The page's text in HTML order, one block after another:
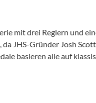
mit drei Reglern und
JHS-Gründer Josh
basieren alle auf